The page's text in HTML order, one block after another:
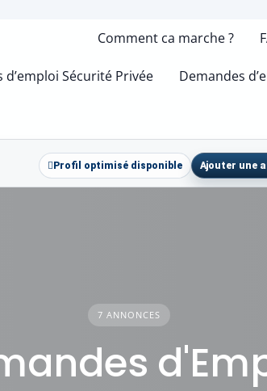
Comment ca marche ?
d’emploi Sécurité Privée Demandes
Profil optimisé disponible Ajouter une
7 ANNONCES